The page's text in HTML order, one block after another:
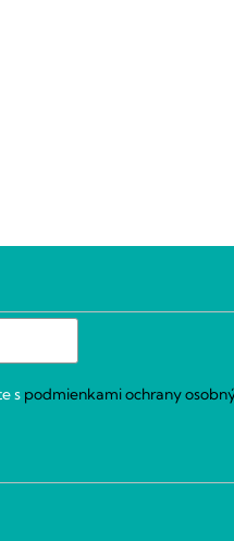
s podmienkami ochrany